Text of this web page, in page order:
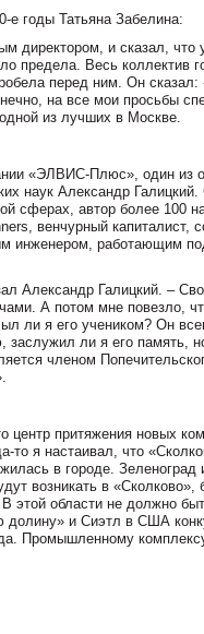
е годы Татьяна Забелина:
и сказал, что
Весь коллектив
перед ним. Он сказал:
на все мои просьбы
из лучших в Москве.
«ЭЛВИС-Плюс», один из
наук Александр
сферах, автор более 100
венчурный капиталист,
инженером, работающим
Александр Галицкий. –
А потом мне повезло,
ли я его учеником? Он
ли я его память,
членом
центр притяжения новых
то я настаивал, что
в городе. Зеленоград
возникать в «Сколково»,
этой области не должно
и Сиэтл в США
Промышленному